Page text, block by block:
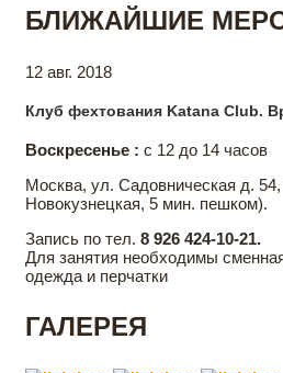
БЛИЖАЙШИЕ
12 авг. 2018
Клуб фехтования Katana Club.
Воскресенье : с 12 до 14 часов
Москва, ул. Садовническая д.
Новокузнецкая, 5 мин. пешком).
Запись по тел. 8 926 424-10-21.
Для занятия необходимы
одежда и перчатки
ГАЛЕРЕЯ